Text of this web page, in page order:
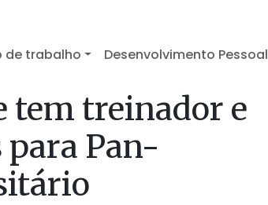
de trabalho Desenvolvimento Pessoal
tem treinador e
para Pan-